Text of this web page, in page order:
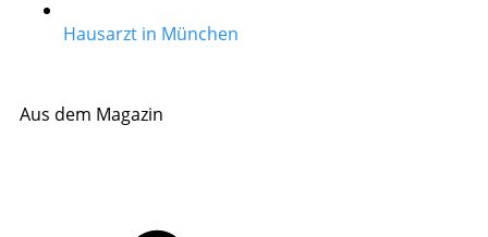
Hausarzt in München
Aus dem Magazin